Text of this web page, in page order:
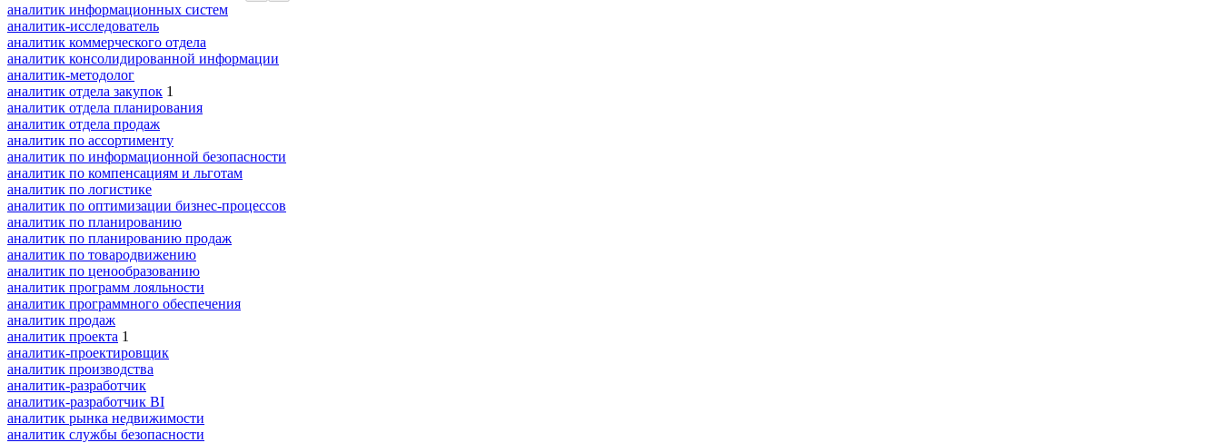
аналитик информационных систем
аналитик-исследователь
аналитик коммерческого отдела
аналитик консолидированной информации
аналитик-методолог
аналитик отдела закупок 1
аналитик отдела планирования
аналитик отдела продаж
аналитик по ассортименту
аналитик по информационной безопасности
аналитик по компенсациям и льготам
аналитик по логистике
аналитик по оптимизации бизнес-процессов
аналитик по планированию
аналитик по планированию продаж
аналитик по товародвижению
аналитик по ценообразованию
аналитик программ лояльности
аналитик программного обеспечения
аналитик продаж
аналитик проекта 1
аналитик-проектировщик
аналитик производства
аналитик-разработчик
аналитик-разработчик BI
аналитик рынка недвижимости
аналитик службы безопасности